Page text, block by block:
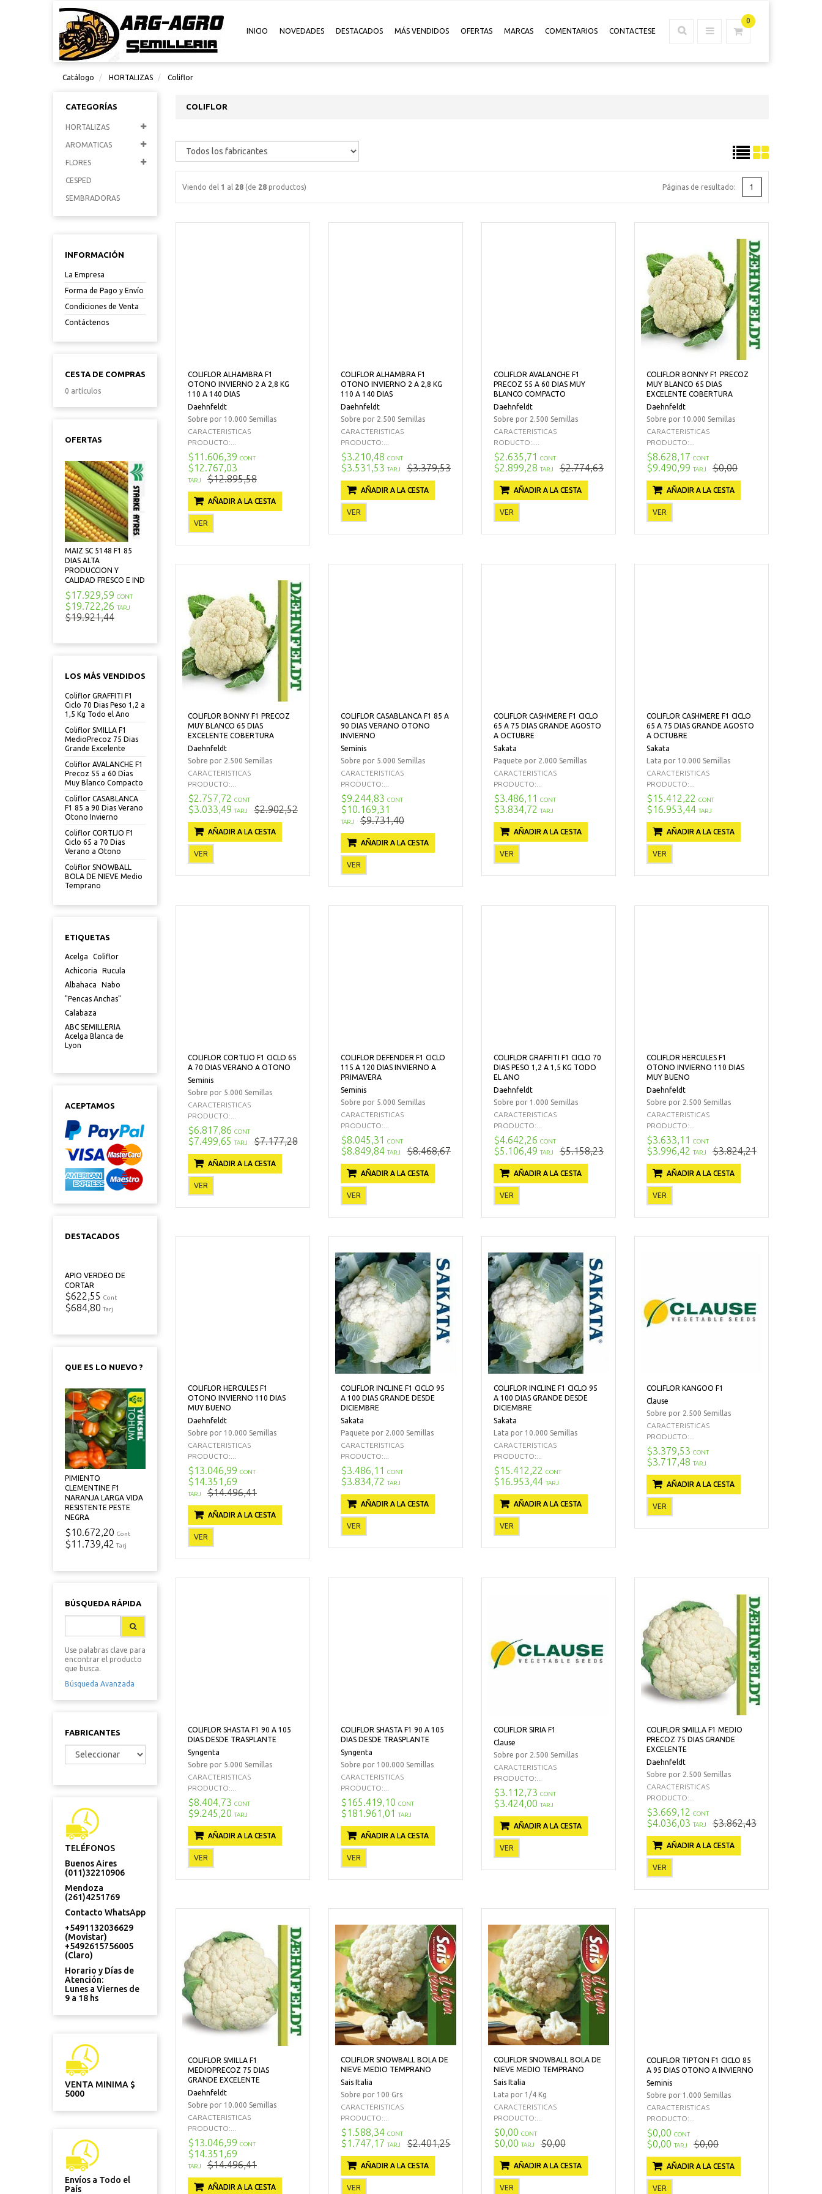
INICIO NOVEDADES DESTACADOS MÁS VENDIDOS OFERTAS MARCAS COMENTARIOS CONTACTESE
0
Catálogo HORTALIZAS Coliflor
CATEGORÍAS
HORTALIZAS
AROMATICAS
FLORES
CESPED
SEMBRADORAS
INFORMACIÓN
La Empresa
Forma de Pago y Envío
Condiciones de Venta
Contáctenos
CESTA DE COMPRAS
0 artículos
OFERTAS
MAIZ SC 5148 F1 85
DIAS ALTA
PRODUCCION Y
CALIDAD FRESCO E IND
$17.929,59 CONT
$19.722,26 TARJ
$19.921,44
LOS MÁS VENDIDOS
Coliflor GRAFFITI F1
Ciclo 70 Dias Peso 1,2 a
1,5 Kg Todo el Ano
Coliflor SMILLA F1
MedioPrecoz 75 Dias
Grande Excelente
Coliflor AVALANCHE F1
Precoz 55 a 60 Dias
Muy Blanco Compacto
Coliflor CASABLANCA
F1 85 a 90 Dias Verano
Otono Invierno
Coliflor CORTIJO F1
Ciclo 65 a 70 Dias
Verano a Otono
Coliflor SNOWBALL
BOLA DE NIEVE Medio
Temprano
ETIQUETAS
Acelga
Coliflor
Achicoria
Rucula
Albahaca
Nabo
"Pencas Anchas"
Calabaza
ABC SEMILLERIA
Acelga Blanca de
Lyon
ACEPTAMOS
DESTACADOS
APIO VERDEO DE
CORTAR
$622,55 Cont
$684,80 Tarj
QUE ES LO NUEVO ?
PIMIENTO
CLEMENTINE F1
NARANJA LARGA VIDA
RESISTENTE PESTE
NEGRA
$10.672,20 Cont
$11.739,42 Tarj
BÚSQUEDA RÁPIDA
Use palabras clave para
encontrar el producto
que busca.
Búsqueda Avanzada
FABRICANTES
TELÉFONOS
Buenos Aires
(011)32210906
Mendoza
(261)4251769
Contacto WhatsApp
+5491132036629
(Movistar)
+5492615756005
(Claro)
Horario y Días de
Atención:
Lunes a Viernes de
9 a 18 hs
VENTA MINIMA $
5000
Envíos a Todo el
País
COLIFLOR
Viendo del 1 al 28 (de 28 productos) 1
Páginas de resultado:
COLIFLOR ALHAMBRA F1
OTONO INVIERNO 2 A 2,8 KG
110 A 140 DIAS
Daehnfeldt
Sobre por 10.000 Semillas
CARACTERISTICAS
PRODUCTO:...
$11.606,39 CONT
$12.767,03
TARJ $12.895,58
AÑADIR A LA CESTA
VER
COLIFLOR ALHAMBRA F1
OTONO INVIERNO 2 A 2,8 KG
110 A 140 DIAS
Daehnfeldt
Sobre por 2.500 Semillas
CARACTERISTICAS
PRODUCTO:...
$3.210,48 CONT
$3.531,53 TARJ $3.379,53
AÑADIR A LA CESTA
VER
COLIFLOR AVALANCHE F1
PRECOZ 55 A 60 DIAS MUY
BLANCO COMPACTO
Daehnfeldt
Sobre por 2.500 Semillas
CARACTERISTICAS
RODUCTO:....
$2.635,71 CONT
$2.899,28 TARJ $2.774,63
AÑADIR A LA CESTA
VER
COLIFLOR BONNY F1 PRECOZ
MUY BLANCO 65 DIAS
EXCELENTE COBERTURA
Daehnfeldt
Sobre por 10.000 Semillas
CARACTERISTICAS
PRODUCTO:...
$8.628,17 CONT
$9.490,99 TARJ $0,00
AÑADIR A LA CESTA
VER
COLIFLOR BONNY F1 PRECOZ
MUY BLANCO 65 DIAS
EXCELENTE COBERTURA
Daehnfeldt
Sobre por 2.500 Semillas
CARACTERISTICAS
PRODUCTO:...
$2.757,72 CONT
$3.033,49 TARJ $2.902,52
AÑADIR A LA CESTA
VER
COLIFLOR CASABLANCA F1 85 A
90 DIAS VERANO OTONO
INVIERNO
Seminis
Sobre por 5.000 Semillas
CARACTERISTICAS
PRODUCTO:...
$9.244,83 CONT
$10.169,31
TARJ $9.731,40
AÑADIR A LA CESTA
VER
COLIFLOR CASHMERE F1 CICLO
65 A 75 DIAS GRANDE AGOSTO
A OCTUBRE
Sakata
Paquete por 2.000 Semillas
CARACTERISTICAS
PRODUCTO:...
$3.486,11 CONT
$3.834,72 TARJ
AÑADIR A LA CESTA
VER
COLIFLOR CASHMERE F1 CICLO
65 A 75 DIAS GRANDE AGOSTO
A OCTUBRE
Sakata
Lata por 10.000 Semillas
CARACTERISTICAS
PRODUCTO:...
$15.412,22 CONT
$16.953,44 TARJ
AÑADIR A LA CESTA
VER
COLIFLOR CORTIJO F1 CICLO 65
A 70 DIAS VERANO A OTONO
Seminis
Sobre por 5.000 Semillas
CARACTERISTICAS
PRODUCTO:...
$6.817,86 CONT
$7.499,65 TARJ $7.177,28
AÑADIR A LA CESTA
VER
COLIFLOR DEFENDER F1 CICLO
115 A 120 DIAS INVIERNO A
PRIMAVERA
Seminis
Sobre por 5.000 Semillas
CARACTERISTICAS
PRODUCTO:...
$8.045,31 CONT
$8.849,84 TARJ $8.468,67
AÑADIR A LA CESTA
VER
COLIFLOR GRAFFITI F1 CICLO 70
DIAS PESO 1,2 A 1,5 KG TODO
EL ANO
Daehnfeldt
Sobre por 1.000 Semillas
CARACTERISTICAS
PRODUCTO:...
$4.642,26 CONT
$5.106,49 TARJ $5.158,23
AÑADIR A LA CESTA
VER
COLIFLOR HERCULES F1
OTONO INVIERNO 110 DIAS
MUY BUENO
Daehnfeldt
Sobre por 2.500 Semillas
CARACTERISTICAS
PRODUCTO:...
$3.633,11 CONT
$3.996,42 TARJ $3.824,21
AÑADIR A LA CESTA
VER
COLIFLOR HERCULES F1
OTONO INVIERNO 110 DIAS
MUY BUENO
Daehnfeldt
Sobre por 10.000 Semillas
CARACTERISTICAS
PRODUCTO:...
$13.046,99 CONT
$14.351,69
TARJ $14.496,41
AÑADIR A LA CESTA
VER
COLIFLOR INCLINE F1 CICLO 95
A 100 DIAS GRANDE DESDE
DICIEMBRE
Sakata
Paquete por 2.000 Semillas
CARACTERISTICAS
PRODUCTO:...
$3.486,11 CONT
$3.834,72 TARJ
AÑADIR A LA CESTA
VER
COLIFLOR INCLINE F1 CICLO 95
A 100 DIAS GRANDE DESDE
DICIEMBRE
Sakata
Lata por 10.000 Semillas
CARACTERISTICAS
PRODUCTO:...
$15.412,22 CONT
$16.953,44 TARJ
AÑADIR A LA CESTA
VER
COLIFLOR KANGOO F1
Clause
Sobre por 2.500 Semillas
CARACTERISTICAS
PRODUCTO:...
$3.379,53 CONT
$3.717,48 TARJ
AÑADIR A LA CESTA
VER
COLIFLOR SHASTA F1 90 A 105
DIAS DESDE TRASPLANTE
Syngenta
Sobre por 5.000 Semillas
CARACTERISTICAS
PRODUCTO:...
$8.404,73 CONT
$9.245,20 TARJ
AÑADIR A LA CESTA
VER
COLIFLOR SHASTA F1 90 A 105
DIAS DESDE TRASPLANTE
Syngenta
Sobre por 100.000 Semillas
CARACTERISTICAS
PRODUCTO:...
$165.419,10 CONT
$181.961,01 TARJ
AÑADIR A LA CESTA
VER
COLIFLOR SIRIA F1
Clause
Sobre por 2.500 Semillas
CARACTERISTICAS
PRODUCTO:...
$3.112,73 CONT
$3.424,00 TARJ
AÑADIR A LA CESTA
VER
COLIFLOR SMILLA F1 MEDIO
PRECOZ 75 DIAS GRANDE
EXCELENTE
Daehnfeldt
Sobre por 2.500 Semillas
CARACTERISTICAS
PRODUCTO:...
$3.669,12 CONT
$4.036,03 TARJ $3.862,43
AÑADIR A LA CESTA
VER
COLIFLOR SMILLA F1
MEDIOPRECOZ 75 DIAS
GRANDE EXCELENTE
Daehnfeldt
Sobre por 10.000 Semillas
CARACTERISTICAS
PRODUCTO:...
$13.046,99 CONT
$14.351,69
TARJ $14.496,41
AÑADIR A LA CESTA
COLIFLOR SNOWBALL BOLA DE
NIEVE MEDIO TEMPRANO
Sais Italia
Sobre por 100 Grs
CARACTERISTICAS
PRODUCTO:...
$1.588,34 CONT
$1.747,17 TARJ $2.401,25
AÑADIR A LA CESTA
VER
COLIFLOR SNOWBALL BOLA DE
NIEVE MEDIO TEMPRANO
Sais Italia
Lata por 1/4 Kg
CARACTERISTICAS
PRODUCTO:...
$0,00 CONT
$0,00 TARJ $0,00
AÑADIR A LA CESTA
VER
COLIFLOR TIPTON F1 CICLO 85
A 95 DIAS OTONO A INVIERNO
Seminis
Sobre por 1.000 Semillas
CARACTERISTICAS
PRODUCTO:...
$0,00 CONT
$0,00 TARJ $0,00
AÑADIR A LA CESTA
VER